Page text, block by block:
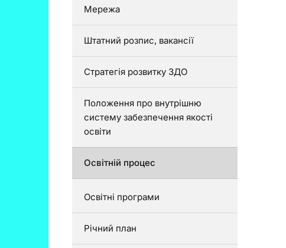
Мережа
Штатний розпис, вакансії
Стратегія розвитку ЗДО
Положення про внутрішню
систему забезпечення якості
освіти
Освітній процес
Освітні програми
Річний план